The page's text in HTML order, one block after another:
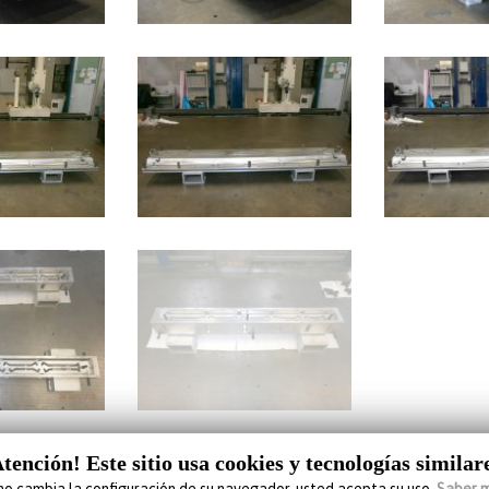
Este sitio usa cookies y tecnologías